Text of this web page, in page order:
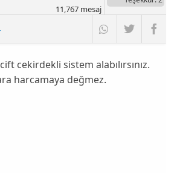
11,767mesaj
cekirdekli sistem alabılırsınız.
harcamaya değmez.